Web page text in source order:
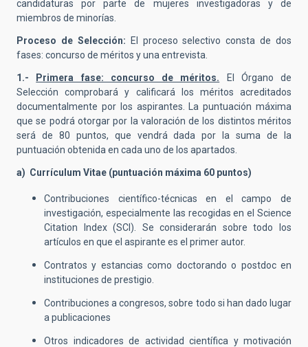
candidaturas por parte de mujeres investigadoras y de
miembros de minorías.
Proceso de Selección:
El proceso selectivo consta de dos
fases: concurso de méritos y una entrevista.
1.- Primera fase: concurso de méritos. El Órgano de
Selección comprobará y calificará los méritos acreditados
documentalmente por los aspirantes. La puntuación máxima
que se podrá otorgar por la valoración de los distintos méritos
será de 80 puntos, que vendrá dada por la suma de la
puntuación obtenida en cada uno de los apartados.
a) Currículum Vitae (puntuación máxima 60 puntos)
Contribuciones científico-técnicas en el campo de
investigación, especialmente las recogidas en el Science
Citation Index (SCI). Se considerarán sobre todo los
artículos en que el aspirante es el primer autor.
Contratos y estancias como doctorando o postdoc en
instituciones de prestigio.
Contribuciones a congresos, sobre todo si han dado lugar
a publicaciones
Otros indicadores de actividad científica y motivación